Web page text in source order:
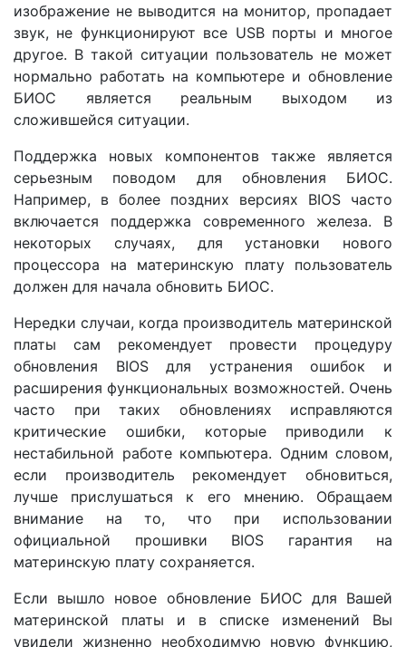
изображение не выводится на монитор, пропадает
звук, не функционируют все USB порты и многое
другое. В такой ситуации пользователь не может
нормально работать на компьютере и обновление
БИОС является реальным выходом из
сложившейся ситуации.
Поддержка новых компонентов также является
серьезным поводом для обновления БИОС.
Например, в более поздних версиях BIOS часто
включается поддержка современного железа. В
некоторых случаях, для установки нового
процессора на материнскую плату пользователь
должен для начала обновить БИОС.
Нередки случаи, когда производитель материнской
платы сам рекомендует провести процедуру
обновления BIOS для устранения ошибок и
расширения функциональных возможностей. Очень
часто при таких обновлениях исправляются
критические ошибки, которые приводили к
нестабильной работе компьютера. Одним словом,
если производитель рекомендует обновиться,
лучше прислушаться к его мнению. Обращаем
внимание на то, что при использовании
официальной прошивки BIOS гарантия на
материнскую плату сохраняется.
Если вышло новое обновление БИОС для Вашей
материнской платы и в списке изменений Вы
увидели жизненно необходимую новую функцию,